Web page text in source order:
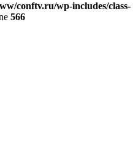
conftv.ru/wp-includes/class-
566